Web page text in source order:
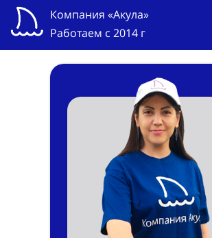
Компания «Акула»
Работаем с 2014 г